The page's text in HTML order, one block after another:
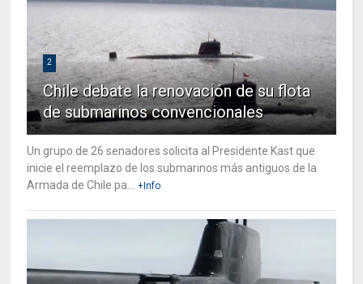
2
Chile debate la renovación de su flota
de submarinos convencionales
Un grupo de 26 senadores solicita al Presidente Kast que
inicie el reemplazo de los submarinos más antiguos de la
Armada de Chile pa...
+Info